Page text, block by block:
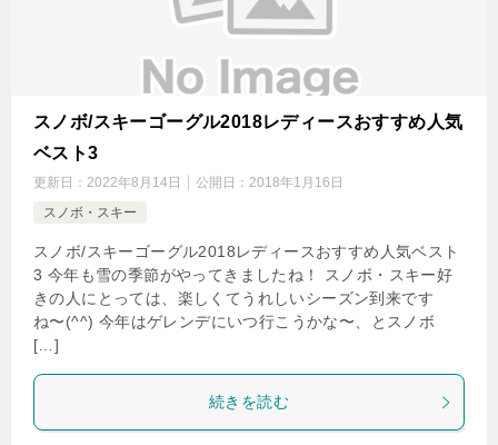
スノボ/スキーゴーグル2018レディースおすすめ人気
ベスト3
更新日： 2022年8月14日 公開日： 2018年1月16日
スノボ・スキー
スノボ/スキーゴーグル2018レディースおすすめ人気ベスト
3 今年も雪の季節がやってきましたね！ スノボ・スキー好
きの人にとっては、楽しくてうれしいシーズン到来です
ね〜(^^) 今年はゲレンデにいつ行こうかな〜、とスノボ
[…]
続きを読む